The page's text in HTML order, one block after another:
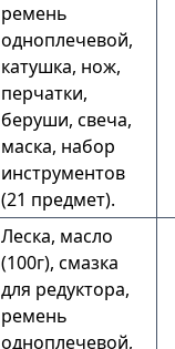
ремень
одноплечевой,
катушка, нож,
перчатки,
беруши, свеча,
маска, набор
инструментов
(21 предмет).
Леска, масло
(100г), смазка
для редуктора,
ремень
одноплечевой,